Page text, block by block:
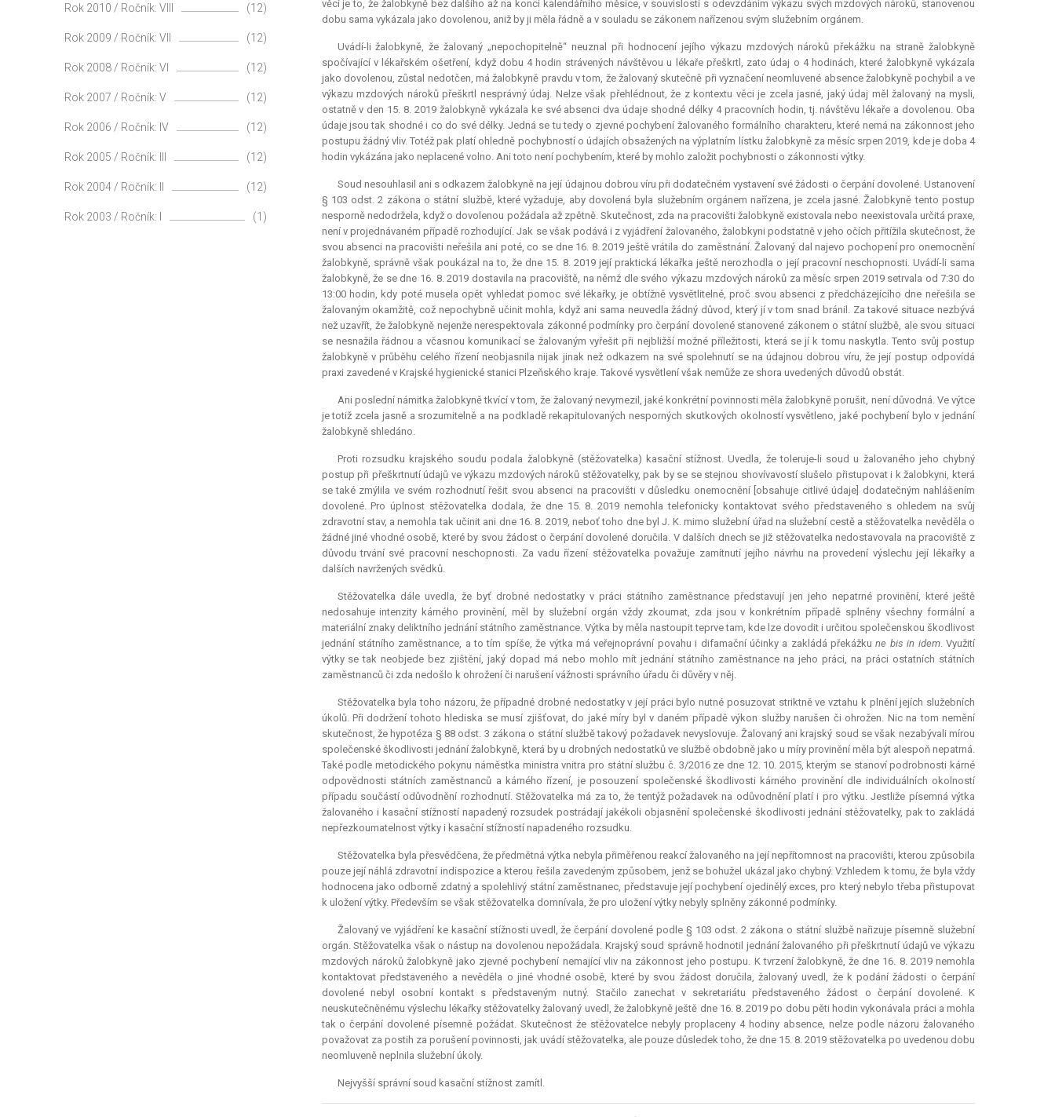
věci je to, že žalobkyně bez dalšího až na konci kalendářního měsíce, v souvislosti s odevzdáním výkazu svých mzdových nároků, stanovenou
dobu sama vykázala jako dovolenou, aniž by ji měla řádně a v souladu se zákonem nařízenou svým služebním orgánem.
Uvádí-li žalobkyně, že žalovaný „nepochopitelně“ neuznal při hodnocení jejího výkazu mzdových nároků překážku na straně žalobkyně
spočívající v lékařském ošetření, když dobu 4 hodin strávených návštěvou u lékaře přeškrtl, zato údaj o 4 hodinách, které žalobkyně vykázala
jako dovolenou, zůstal nedotčen, má žalobkyně pravdu v tom, že žalovaný skutečně při vyznačení neomluvené absence žalobkyně pochybil a ve
výkazu mzdových nároků přeškrtl nesprávný údaj. Nelze však přehlédnout, že z kontextu věci je zcela jasné, jaký údaj měl žalovaný na mysli,
ostatně v den 15. 8. 2019 žalobkyně vykázala ke své absenci dva údaje shodné délky 4 pracovních hodin, tj. návštěvu lékaře a dovolenou. Oba
údaje jsou tak shodné i co do své délky. Jedná se tu tedy o zjevné pochybení žalovaného formálního charakteru, které nemá na zákonnost jeho
postupu žádný vliv. Totéž pak platí ohledně pochybností o údajích obsažených na výplatním lístku žalobkyně za měsíc srpen 2019, kde je doba 4
hodin vykázána jako neplacené volno. Ani toto není pochybením, které by mohlo založit pochybnosti o zákonnosti výtky.
Soud nesouhlasil ani s odkazem žalobkyně na její údajnou dobrou víru při dodatečném vystavení své žádosti o čerpání dovolené. Ustanovení
§ 103 odst. 2 zákona o státní službě, které vyžaduje, aby dovolená byla služebním orgánem nařízena, je zcela jasné. Žalobkyně tento postup
nesporně nedodržela, když o dovolenou požádala až zpětně. Skutečnost, zda na pracovišti žalobkyně existovala nebo neexistovala určitá praxe,
není v projednávaném případě rozhodující. Jak se však podává i z vyjádření žalovaného, žalobkyni podstatně v jeho očích přitížila skutečnost, že
svou absenci na pracovišti neřešila ani poté, co se dne 16. 8. 2019 ještě vrátila do zaměstnání. Žalovaný dal najevo pochopení pro onemocnění
žalobkyně, správně však poukázal na to, že dne 15. 8. 2019 její praktická lékařka ještě nerozhodla o její pracovní neschopnosti. Uvádí-li sama
žalobkyně, že se dne 16. 8. 2019 dostavila na pracoviště, na němž dle svého výkazu mzdových nároků za měsíc srpen 2019 setrvala od 7:30 do
13:00 hodin, kdy poté musela opět vyhledat pomoc své lékařky, je obtížně vysvětlitelné, proč svou absenci z předcházejícího dne neřešila se
žalovaným okamžitě, což nepochybně učinit mohla, když ani sama neuvedla žádný důvod, který jí v tom snad bránil. Za takové situace nezbývá
než uzavřít, že žalobkyně nejenže nerespektovala zákonné podmínky pro čerpání dovolené stanovené zákonem o státní službě, ale svou situaci
se nesnažila řádnou a včasnou komunikací se žalovaným vyřešit při nejbližší možné příležitosti, která se jí k tomu naskytla. Tento svůj postup
žalobkyně v průběhu celého řízení neobjasnila nijak jinak než odkazem na své spolehnutí se na údajnou dobrou víru, že její postup odpovídá
praxi zavedené v Krajské hygienické stanici Plzeňského kraje. Takové vysvětlení však nemůže ze shora uvedených důvodů obstát.
Ani poslední námitka žalobkyně tkvící v tom, že žalovaný nevymezil, jaké konkrétní povinnosti měla žalobkyně porušit, není důvodná. Ve výtce
je totiž zcela jasně a srozumitelně a na podkladě rekapitulovaných nesporných skutkových okolností vysvětleno, jaké pochybení bylo v jednání
žalobkyně shledáno.
Proti rozsudku krajského soudu podala žalobkyně (stěžovatelka) kasační stížnost. Uvedla, že toleruje-li soud u žalovaného jeho chybný
postup při přeškrtnutí údajů ve výkazu mzdových nároků stěžovatelky, pak by se se stejnou shovívavostí slušelo přistupovat i k žalobkyni, která
se také zmýlila ve svém rozhodnutí řešit svou absenci na pracovišti v důsledku onemocnění [obsahuje citlivé údaje] dodatečným nahlášením
dovolené. Pro úplnost stěžovatelka dodala, že dne 15. 8. 2019 nemohla telefonicky kontaktovat svého představeného s ohledem na svůj
zdravotní stav, a nemohla tak učinit ani dne 16. 8. 2019, neboť toho dne byl J. K. mimo služební úřad na služební cestě a stěžovatelka nevěděla o
žádné jiné vhodné osobě, které by svou žádost o čerpání dovolené doručila. V dalších dnech se již stěžovatelka nedostavovala na pracoviště z
důvodu trvání své pracovní neschopnosti. Za vadu řízení stěžovatelka považuje zamítnutí jejího návrhu na provedení výslechu její lékařky a
dalších navržených svědků.
Stěžovatelka dále uvedla, že byť drobné nedostatky v práci státního zaměstnance představují jen jeho nepatrné provinění, které ještě
nedosahuje intenzity kárného provinění, měl by služební orgán vždy zkoumat, zda jsou v konkrétním případě splněny všechny formální a
materiální znaky deliktního jednání státního zaměstnance. Výtka by měla nastoupit teprve tam, kde lze dovodit i určitou společenskou škodlivost
jednání státního zaměstnance, a to tím spíše, že výtka má veřejnoprávní povahu i difamační účinky a zakládá překážkune bis in idem. Využití
výtky se tak neobjede bez zjištění, jaký dopad má nebo mohlo mít jednání státního zaměstnance na jeho práci, na práci ostatních státních
zaměstnanců či zda nedošlo k ohrožení či narušení vážnosti správního úřadu či důvěry v něj.
Stěžovatelka byla toho názoru, že případné drobné nedostatky v její práci bylo nutné posuzovat striktně ve vztahu k plnění jejích služebních
úkolů. Při dodržení tohoto hlediska se musí zjišťovat, do jaké míry byl v daném případě výkon služby narušen či ohrožen. Nic na tom nemění
skutečnost, že hypotéza § 88 odst. 3 zákona o státní službě takový požadavek nevyslovuje. Žalovaný ani krajský soud se však nezabývali mírou
společenské škodlivosti jednání žalobkyně, která by u drobných nedostatků ve službě obdobně jako u míry provinění měla být alespoň nepatrná.
Také podle metodického pokynu náměstka ministra vnitra pro státní službu č. 3/2016 ze dne 12. 10. 2015, kterým se stanoví podrobnosti kárné
odpovědnosti státních zaměstnanců a kárného řízení, je posouzení společenské škodlivosti kárného provinění dle individuálních okolností
případu součástí odůvodnění rozhodnutí. Stěžovatelka má za to, že tentýž požadavek na odůvodnění platí i pro výtku. Jestliže písemná výtka
žalovaného i kasační stížností napadený rozsudek postrádají jakékoli objasnění společenské škodlivosti jednání stěžovatelky, pak to zakládá
nepřezkoumatelnost výtky i kasační stížností napadeného rozsudku.
Stěžovatelka byla přesvědčena, že předmětná výtka nebyla přiměřenou reakcí žalovaného na její nepřítomnost na pracovišti, kterou způsobila
pouze její náhlá zdravotní indispozice a kterou řešila zavedeným způsobem, jenž se bohužel ukázal jako chybný. Vzhledem k tomu, že byla vždy
hodnocena jako odborně zdatný a spolehlivý státní zaměstnanec, představuje její pochybení ojedinělý exces, pro který nebylo třeba přistupovat
k uložení výtky. Především se však stěžovatelka domnívala, že pro uložení výtky nebyly splněny zákonné podmínky.
Žalovaný ve vyjádření ke kasační stížnosti uvedl, že čerpání dovolené podle § 103 odst. 2 zákona o státní službě nařizuje písemně služební
orgán. Stěžovatelka však o nástup na dovolenou nepožádala. Krajský soud správně hodnotil jednání žalovaného při přeškrtnutí údajů ve výkazu
mzdových nároků žalobkyně jako zjevné pochybení nemající vliv na zákonnost jeho postupu. K tvrzení žalobkyně, že dne 16. 8. 2019 nemohla
kontaktovat představeného a nevěděla o jiné vhodné osobě, které by svou žádost doručila, žalovaný uvedl, že k podání žádosti o čerpání
dovolené nebyl osobní kontakt s představeným nutný. Stačilo zanechat v sekretariátu představeného žádost o čerpání dovolené. K
neuskutečněnému výslechu lékařky stěžovatelky žalovaný uvedl, že žalobkyně ještě dne 16. 8. 2019 po dobu pěti hodin vykonávala práci a mohla
tak o čerpání dovolené písemně požádat. Skutečnost že stěžovatelce nebyly proplaceny 4 hodiny absence, nelze podle názoru žalovaného
považovat za postih za porušení povinnosti, jak uvádí stěžovatelka, ale pouze důsledek toho, že dne 15. 8. 2019 stěžovatelka po uvedenou dobu
neomluveně neplnila služební úkoly.
Nejvyšší správní soud kasační stížnost zamítl.
Rok 2010 / Ročník: VIII (12)
Rok 2009 / Ročník: VII (12)
Rok 2008 / Ročník: VI (12)
Rok 2007 / Ročník: V (12)
Rok 2006 / Ročník: IV (12)
Rok 2005 / Ročník: III (12)
Rok 2004 / Ročník: II (12)
Rok 2003 / Ročník: I (1)